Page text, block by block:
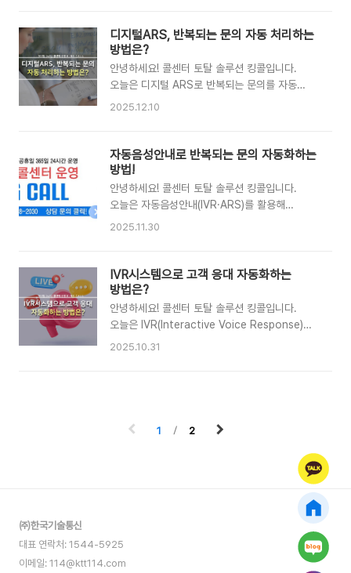
크게 납니다. 모바일IVR 관리의 첫 번째 핵심은
메뉴 구조를 단순하게 유지하는 것입니다. 고객이
원하는 정보를 찾기까지 단계가 너무 많아지면..
전화를 걸었을 때 음성 안내 또는 버튼 입력을
통해 원하는 서비스를 선택하도록 하는 자동 응답
시스템입니다. 고객이 상담원과 바로 연결되는
것이 아니라, 먼저 원하는 업무를 선택하고 해당
콜센터 운영 효율을 높이기 위해 IVR시스템을
첫째, IVR시스템을 도입하면 상담 대기 시간을
줄일 수 있습니다. 고객이 전화를 걸면 먼저 IVR
안내를 통해 원하는 상담 유형을 선택하게 됩..
디지털ARS, 반복되는 문의 자동 처리하는
방법은?
안녕하세요! 콜센터 토탈 솔루션 킹콜입니다.
오늘은 디지털 ARS로 반복되는 문의를 자동
처리하는 방법에대해 구체적으로 알아보는 시간을
전화를 걸면 스마트폰 화면에 시각적인 메뉴가
표시되어원하는 정보를 직접 터치해 확인할 수
있도록 만든 비대면 자동 응대 솔루션입니다.전화
상담이 폭주하는 기업이나 반복 문의가 많은
효율이 크게 향상됩니다. 디지털ARS로 반복
문의 유형을 정확히 파악하는 것이 중요합니다.
예를 들어 쇼핑몰은 배송 조회, 반품 안내, 주문
변경, 영업시간 문의가 대표적이며, 병원은
진료시간·예약 ..
2025.12.10
자동음성안내로 반복되는 문의 자동화하는
방법!
안녕하세요! 콜센터 토탈 솔루션 킹콜입니다.
오늘은 자동음성안내(IVR·ARS)를 활용해
반복되는 고객 문의를 자동화하는 방법에 대해
“영업시간이 어떻게 되나요?”,“예약 변경
가능할까요?”, “교환·반품 어떻게 하나요?”와
같이 매일 반복되는 문의가 전체 상담의 절반
이상을 차지하는 경우가 많습니다. 이런 문의를
고객은 오래 기다려야 하며 핵심 상담에 집중할
서비스로 스스로 이동할 수 있도록..
2025.11.30
IVR시스템으로 고객 응대 자동화하는
방법은?
안녕하세요! 콜센터 토탈 솔루션 킹콜입니다.
오늘은 IVR(Interactive Voice Response)
시스템을 활용해 고객 응대를 자동화하는 방법에
원하는 서비스를 제공하는 자동화된 응대
배송 조회, 3번은 상담원 연결”과 같이 구성된
메뉴를 통해, 고객은 대기 없이 스스로 필요한
단순한 자동응답 기능을 넘어, 고객 응대 효율을
자리잡고 있습니다. IVR시스템은 고객..
2025.10.31
1 2
㈜한국기술통신
대표 연락처: 1544-5925
이메일: 114@ktt114.com